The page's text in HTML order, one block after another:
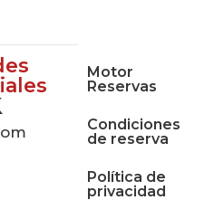
Motor
Reservas
Condiciones
de reserva
Política de
privacidad